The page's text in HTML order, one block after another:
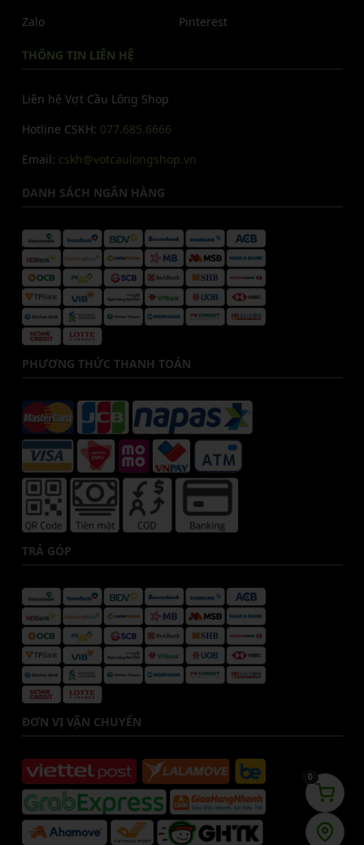
Zalo
Pinterest
THÔNG TIN LIÊN HỆ
Liên hệ Vợt Cầu Lông Shop
Hotline CSKH: 077.685.6666
Email: cskh@votcaulongshop.vn
DANH SÁCH NGÂN HÀNG
PHƯƠNG THỨC THANH TOÁN
TRẢ GÓP
ĐƠN VỊ VẬN CHUYỂN
0